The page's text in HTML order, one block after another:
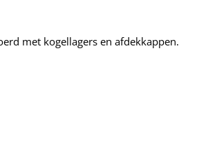
met kogellagers en afdekkappen.